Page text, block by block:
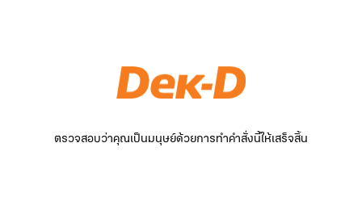
ตรวจสอบว่าคุณเป็นมนุษย์ด้วยการทำคำสั่งนี้ให้เสร็จสิ้น